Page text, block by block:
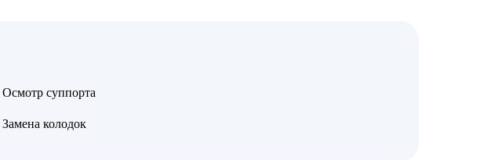
Осмотр суппорта
Замена колодок